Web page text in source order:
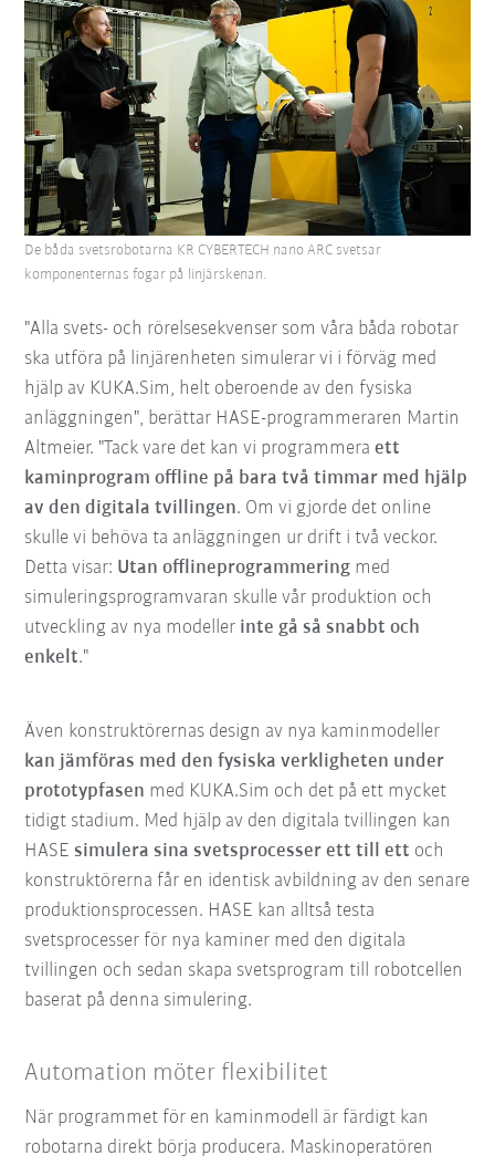
"Alla svets- och rörelsesekvenser som våra båda robotar
ska utföra på linjärenheten simulerar vi i förväg med
hjälp av KUKA.Sim, helt oberoende av den fysiska
anläggningen", berättar HASE-programmeraren Martin
Altmeier. "Tack vare det kan vi programmeraett
kaminprogramoffline på bara två timmar med hjälp
av den digitala tvillingen. Om vi gjorde det online
skulle vi behöva ta anläggningen ur drift i två veckor.
Detta visar: Utan offlineprogrammering med
simuleringsprogramvaran skulle vår produktion och
utveckling av nya modeller inte gå så snabbt och
enkelt."
De båda svetsrobotarna KR CYBERTECH nano ARC svetsar
komponenternas fogar på linjärskenan.
Även konstruktörernas design av nya kaminmodeller
kan jämföras med den fysiska verkligheten under
prototypfasen med KUKA.Sim och det på ett mycket
tidigt stadium. Med hjälp av den digitala tvillingen kan
HASEsimulera sina svetsprocesser ett till ett och
konstruktörerna får en identisk avbildning av den senare
produktionsprocessen. HASE kan alltså testa
svetsprocesser för nya kaminer med den digitala
tvillingen och sedan skapa svetsprogram till robotcellen
baserat på denna simulering.
Automation möter flexibilitet
När programmet för en kaminmodell är färdigt kan
robotarna direkt börja producera. Maskinoperatören